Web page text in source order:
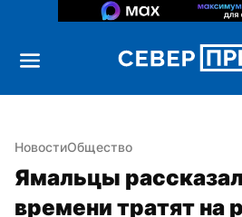
НовостиОбщество
Ямальцы
времени тратят на